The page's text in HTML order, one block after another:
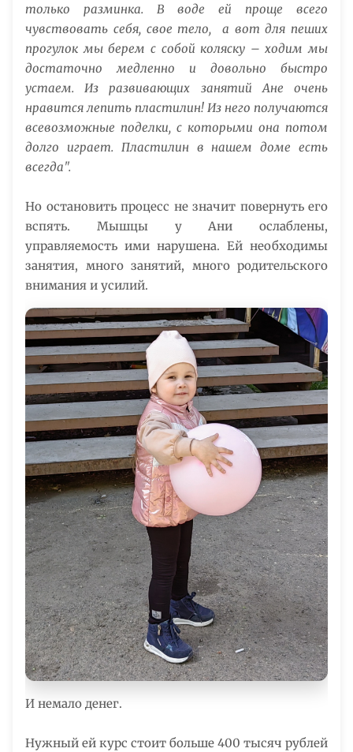
только разминка. В воде ей проще всего
чувствовать себя, свое тело, а вот для пеших
прогулок мы берем с собой коляску – ходим мы
достаточно медленно и довольно быстро
устаем. Из развивающих занятий Ане очень
нравится лепить пластилин! Из него получаются
всевозможные поделки, с которыми она потом
долго играет. Пластилин в нашем доме есть
всегда".
Но остановить процесс не значит повернуть его
вспять. Мышцы у Ани ослаблены,
управляемость ими нарушена. Ей необходимы
занятия, много занятий, много родительского
внимания и усилий.
И немало денег.
Нужный ей курс стоит больше 400 тысяч рублей